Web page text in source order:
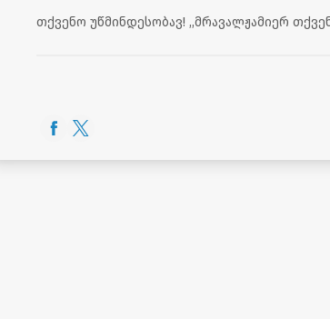
თქვენო უწმინდესობავ! ,,მრავალჟამიერ